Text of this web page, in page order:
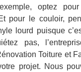
optez
pour le couloir,
lourd puisque
pas,
Toiture et
projet. Nous